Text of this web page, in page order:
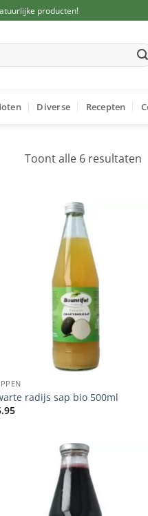
producten!
Diverse Recepten
Toont alle 6 resultaten
radijs sap bio 500ml